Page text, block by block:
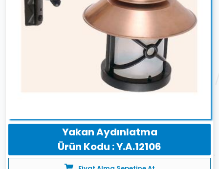
Yakan Aydınlatma
Ürün Kodu : Y.A.12106